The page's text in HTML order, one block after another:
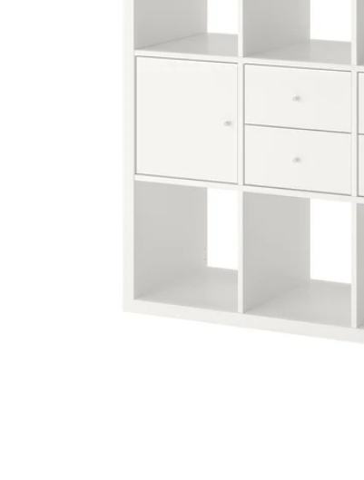
Image zoomed out, normal view